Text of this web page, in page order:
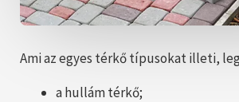
Ami az egyes térkő típusokat illeti,
a hullám térkő;